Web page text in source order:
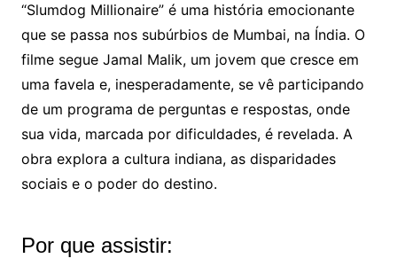
“Slumdog Millionaire” é uma história emocionante
que se passa nos subúrbios de Mumbai, na Índia. O
filme segue Jamal Malik, um jovem que cresce em
uma favela e, inesperadamente, se vê participando
de um programa de perguntas e respostas, onde
sua vida, marcada por dificuldades, é revelada. A
obra explora a cultura indiana, as disparidades
sociais e o poder do destino.
Por que assistir: